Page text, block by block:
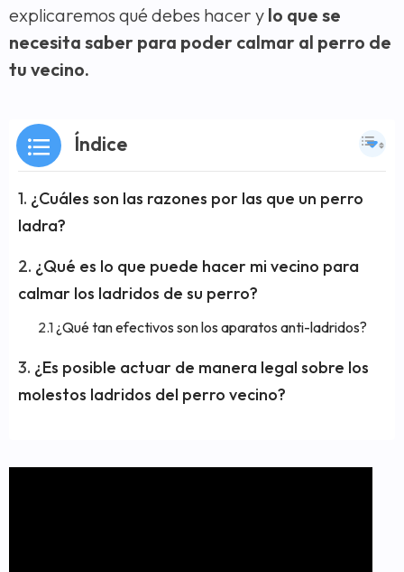
explicaremos qué debes hacer y lo que se
necesita saber para poder calmar al perro de
tu vecino.
Índice
¿Cuáles son las razones por las que un perro
ladra?
¿Qué es lo que puede hacer mi vecino para
calmar los ladridos de su perro?
¿Qué tan efectivos son los aparatos anti-ladridos?
¿Es posible actuar de manera legal sobre los
molestos ladridos del perro vecino?